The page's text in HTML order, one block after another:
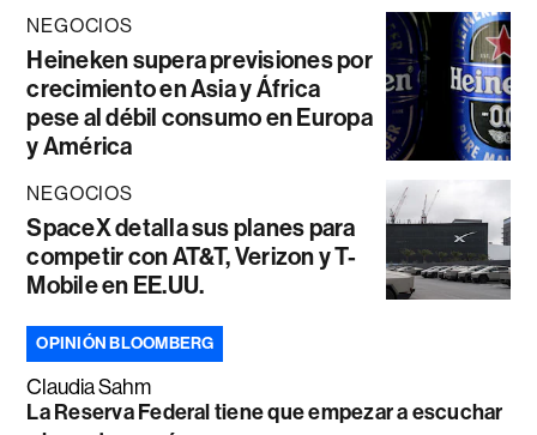
NEGOCIOS
Heineken supera previsiones por
crecimiento en Asia y África
pese al débil consumo en Europa
y América
NEGOCIOS
SpaceX detalla sus planes para
competir con AT&T, Verizon y T-
Mobile en EE.UU.
OPINIÓN BLOOMBERG
Claudia Sahm
La Reserva Federal tiene que empezar a escuchar